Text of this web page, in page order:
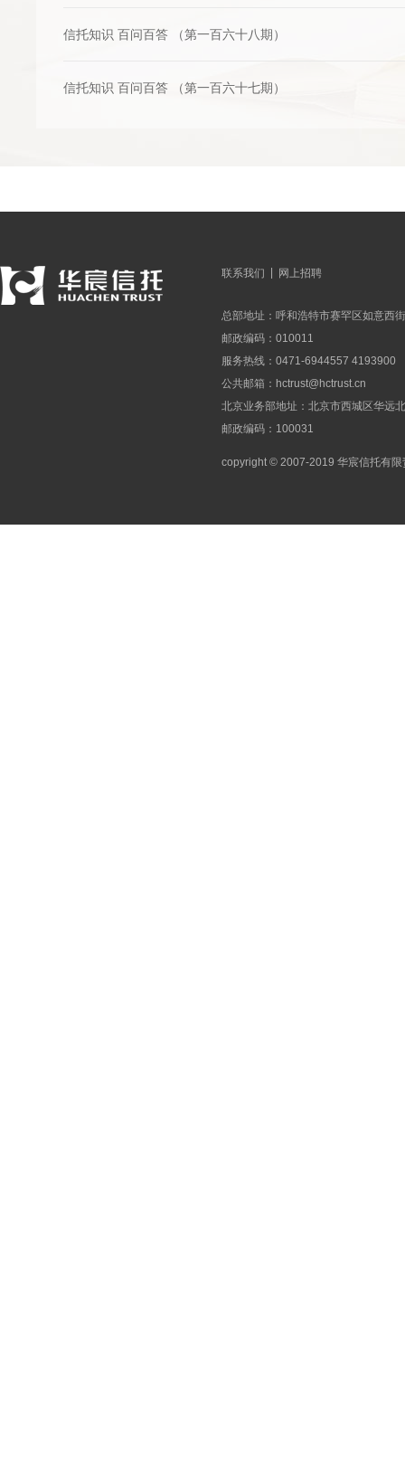
信托知识 百问百答 （第一百六十八期）
信托知识 百问百答 （第一百六十七期）
联系我们 网上招聘
总部地址：呼和浩特市赛罕区如意西
邮政编码：010011
服务热线：0471-6944557 4193900
公共邮箱： hctrust@hctrust.cn
北京业务部地址：北京市西城区华远
邮政编码：100031
copyright © 2007-2019 华宸信托有